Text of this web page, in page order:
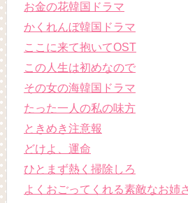
お金の花韓国ドラマ
かくれんぼ韓国ドラマ
ここに来て抱いてOST
この人生は初めなので
その女の海韓国ドラマ
たった一人の私の味方
ときめき注意報
どけよ、運命
ひとまず熱く掃除しろ
よくおごってくれる素敵なお姉